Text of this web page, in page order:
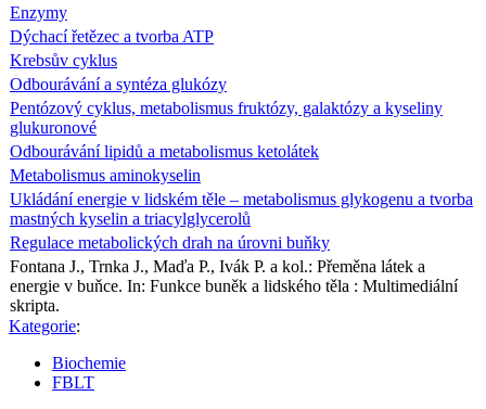
Enzymy
Dýchací řetězec a tvorba ATP
Krebsův cyklus
Odbourávání a syntéza glukózy
Pentózový cyklus, metabolismus fruktózy, galaktózy a kyseliny
glukuronové
Odbourávání lipidů a metabolismus ketolátek
Metabolismus aminokyselin
Ukládání energie v lidském těle – metabolismus glykogenu a tvorba
mastných kyselin a triacylglycerolů
Regulace metabolických drah na úrovni buňky
Fontana J., Trnka J., Maďa P., Ivák P. a kol.: Přeměna látek a
energie v buňce. In: Funkce buněk a lidského těla : Multimediální
skripta.
Kategorie:
Biochemie
FBLT